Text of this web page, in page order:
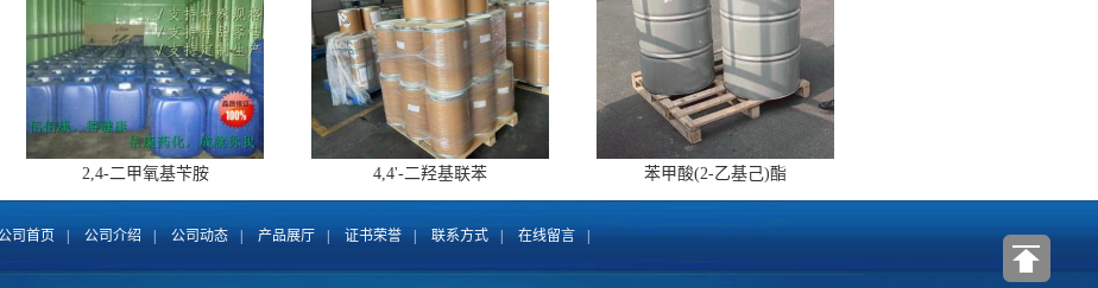
2,4-二甲氧基苄胺 4,4'-二羟基联苯 苯甲酸(2-乙基己)酯
司首页 | 公司介绍 | 公司动态 | 产品展厅 | 证书荣誉 | 联系方式 | 在线留言 |